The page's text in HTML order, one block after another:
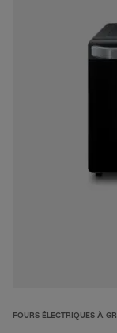
FOURS ÉLECTRIQUES À